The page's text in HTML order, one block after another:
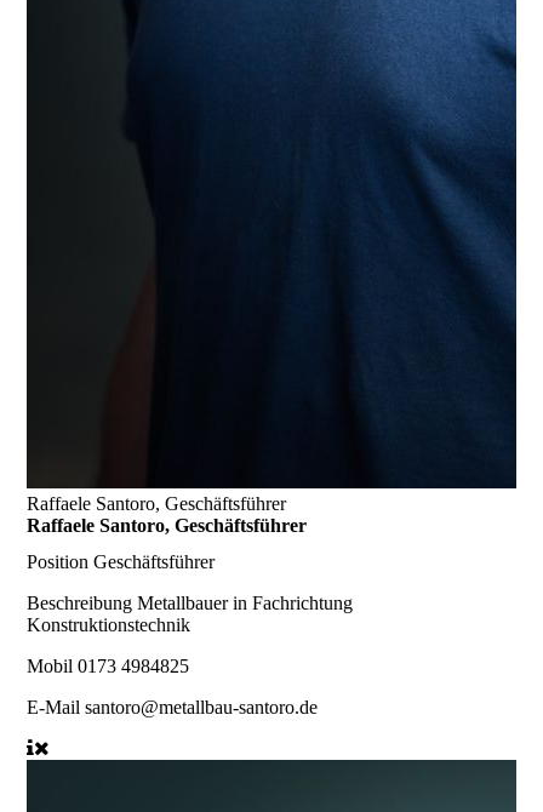
Raffaele Santoro, Geschäftsführer
Raffaele Santoro, Geschäftsführer
PositionGeschäftsführer
BeschreibungMetallbauer in Fachrichtung
Konstruktionstechnik
Mobil0173 4984825
E-Mailsantoro@metallbau-santoro.de